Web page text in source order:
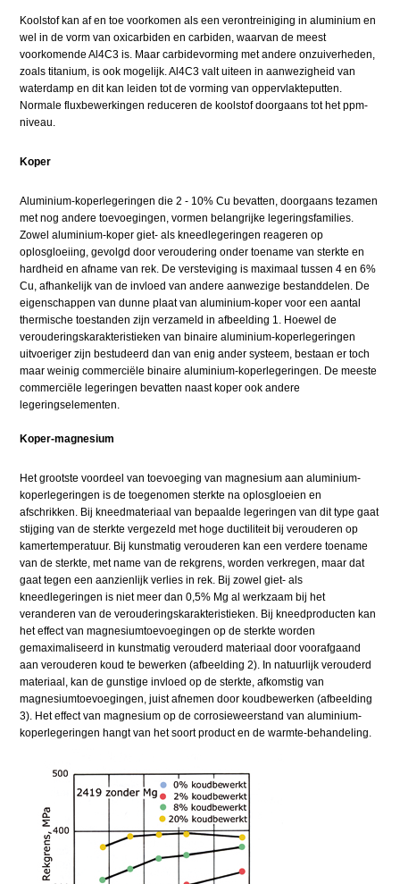
Koolstof kan af en toe voorkomen als een verontreiniging in aluminium en
wel in de vorm van oxicarbiden en carbiden, waarvan de meest
voorkomende Al4C3 is. Maar carbidevorming met andere onzuiverheden,
zoals titanium, is ook mogelijk. Al4C3 valt uiteen in aanwezigheid van
waterdamp en dit kan leiden tot de vorming van oppervlakteputten.
Normale fluxbewerkingen reduceren de koolstof doorgaans tot het ppm-
niveau.
Koper
Aluminium-koperlegeringen die 2 - 10% Cu bevatten, doorgaans tezamen
met nog andere toevoegingen, vormen belangrijke legeringsfamilies.
Zowel aluminium-koper giet- als kneedlegeringen reageren op
oplosgloeiing, gevolgd door veroudering onder toename van sterkte en
hardheid en afname van rek. De versteviging is maximaal tussen 4 en 6%
Cu, afhankelijk van de invloed van andere aanwezige bestanddelen. De
eigenschappen van dunne plaat van aluminium-koper voor een aantal
thermische toestanden zijn verzameld in afbeelding 1. Hoewel de
verouderingskarakteristieken van binaire aluminium-koperlegeringen
uitvoeriger zijn bestudeerd dan van enig ander systeem, bestaan er toch
maar weinig commerciële binaire aluminium-koperlegeringen. De meeste
commerciële legeringen bevatten naast koper ook andere
legeringselementen.
Koper-magnesium
Het grootste voordeel van toevoeging van magnesium aan aluminium-
koperlegeringen is de toegenomen sterkte na oplosgloeien en
afschrikken. Bij kneedmateriaal van bepaalde legeringen van dit type gaat
stijging van de sterkte vergezeld met hoge ductiliteit bij verouderen op
kamertemperatuur. Bij kunstmatig verouderen kan een verdere toename
van de sterkte, met name van de rekgrens, worden verkregen, maar dat
gaat tegen een aanzienlijk verlies in rek. Bij zowel giet- als
kneedlegeringen is niet meer dan 0,5% Mg al werkzaam bij het
veranderen van de verouderingskarakteristieken. Bij kneedproducten kan
het effect van magnesiumtoevoegingen op de sterkte worden
gemaximaliseerd in kunstmatig verouderd materiaal door voorafgaand
aan verouderen koud te bewerken (afbeelding 2). In natuurlijk verouderd
materiaal, kan de gunstige invloed op de sterkte, afkomstig van
magnesiumtoevoegingen, juist afnemen door koudbewerken (afbeelding
3). Het effect van magnesium op de corrosieweerstand van aluminium-
koperlegeringen hangt van het soort product en de warmte-behandeling.